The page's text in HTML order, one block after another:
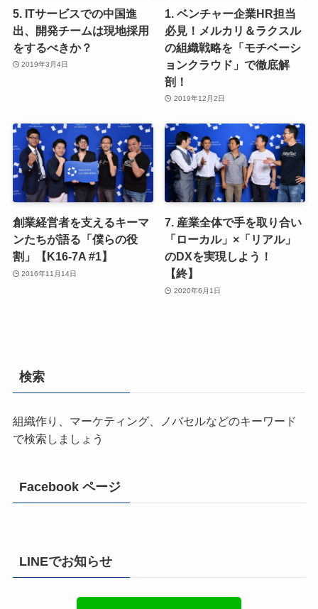
5. ITサービスでの中国進
出、開発チームは現地採用
をするべきか？
2019年3月4日
1. ベンチャー企業HR担当
必見！メルカリ＆ラクスル
の組織戦略を「モチベーシ
ョンクラウド」で徹底解
剖！
2019年12月2日
創業経営者を支えるキーマ
ンたちが語る「僕らの役
割」【K16-7A #1】
2016年11月14日
7. 産業全体で手を取り合い
「ローカル」×「リアル」
のDXを実現しよう！
【終】
2020年6月1日
検索
組織作り、マーケティング、ノバセルなどのキーワード
で検索しましょう
Facebook ページ
LINEでお知らせ